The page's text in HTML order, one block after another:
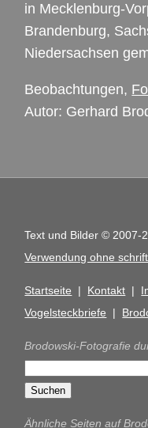
in Mecklenburg-
Brandenburg,
Niedersachsen
Beobachtungen,
Autor: Gerhard
Text und Bilder © 2007-
Verwendung ohne
Startseite | Kontakt |
Vogelsteckbriefe |
Brodowski-Fotografie
Ähnliche Seiten auf